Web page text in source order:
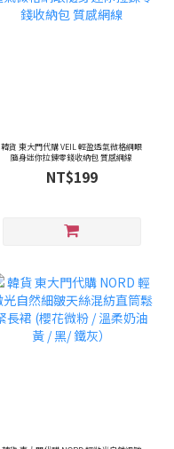
韓貨 東大門代購 VEIL 輕盈透氣微格網眼
隨身迷你拉鍊零錢收納包 質感網線
NT$199